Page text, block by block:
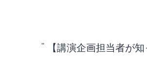
【講演企画担当者が